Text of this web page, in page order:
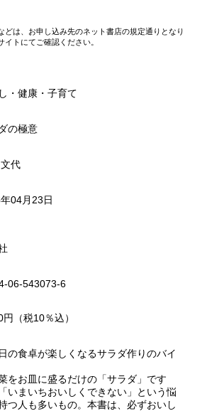
どは、お申し込み先のネット書店の規定通りとなり
イトにてご確認ください。
・健康・子育て
の極意
代
04月23日
06-543073-6
円（税10％込）
の食卓が楽しくなるサラダ作りのバイ
をお皿に盛るだけの「サラダ」です
いまいちおいしくできない」という悩
つ人も多いもの。本書は、必ずおいし